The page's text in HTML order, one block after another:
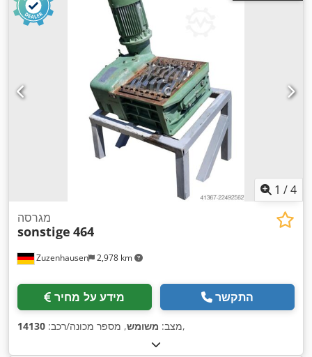
1 /4
Zuzenhausen 2,978 km
מגרסה
sonstige 464
מידע על מחיר התקשר
מצב: משומש, מספר מכונה/רכב: 14130 ,